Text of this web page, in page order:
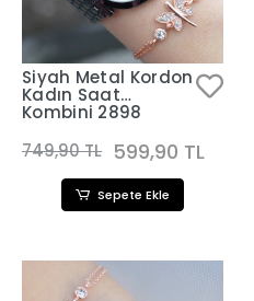
Siyah Metal Kordon
Kadın Saat
Kombini 2898
749,90 TL 599,90 TL
Sepete Ekle